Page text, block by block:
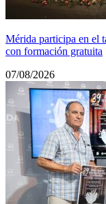
Mérida participa en el
con formación gratuita
07/08/2026